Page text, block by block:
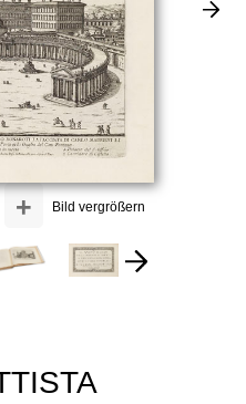
Bild vergrößern
+